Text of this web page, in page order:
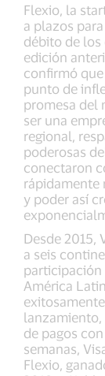
Flexio, la
a plazos
débito de los
edición
confirmó
punto de
promesa del
ser una
regional,
poderosas
conectaron
rápidamente
y poder así
Desde 2015,
a seis
participación
América
lanzamiento,
de pagos
semanas,
Flexio,